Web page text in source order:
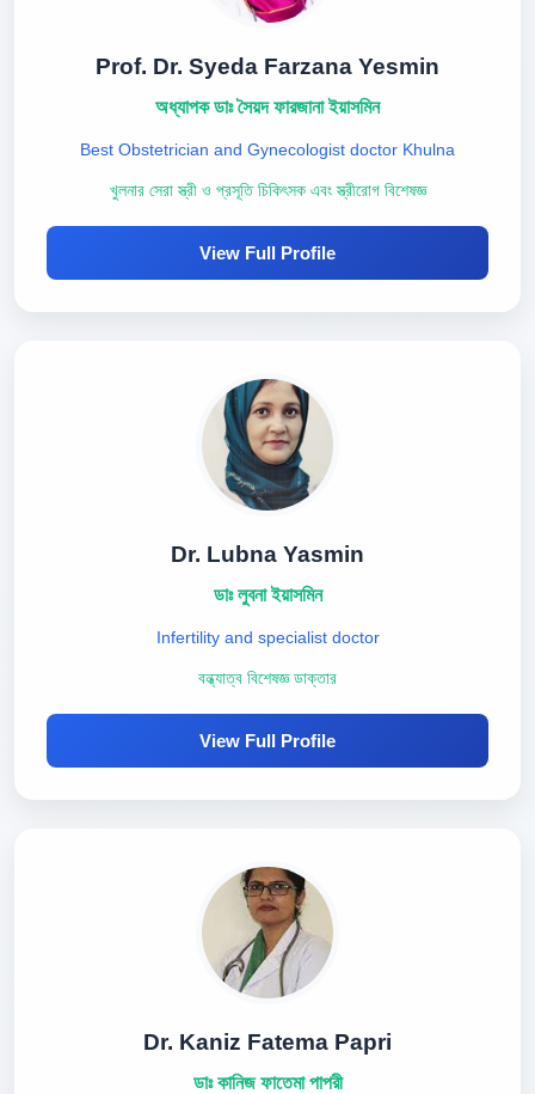
Prof. Dr. Syeda Farzana Yesmin
অধ্যাপক ডাঃ সৈয়দ ফারজানা ইয়াসমিন
Best Obstetrician and Gynecologist doctor Khulna
খুলনার সেরা স্ত্রী ও প্রসূতি চিকিৎসক এবং স্ত্রীরোগ বিশেষজ্ঞ
View Full Profile
Dr. Lubna Yasmin
ডাঃ লুবনা ইয়াসমিন
Infertility and specialist doctor
বন্ধ্যাত্ব বিশেষজ্ঞ ডাক্তার
View Full Profile
Dr. Kaniz Fatema Papri
ডাঃ কানিজ ফাতেমা পাপরী